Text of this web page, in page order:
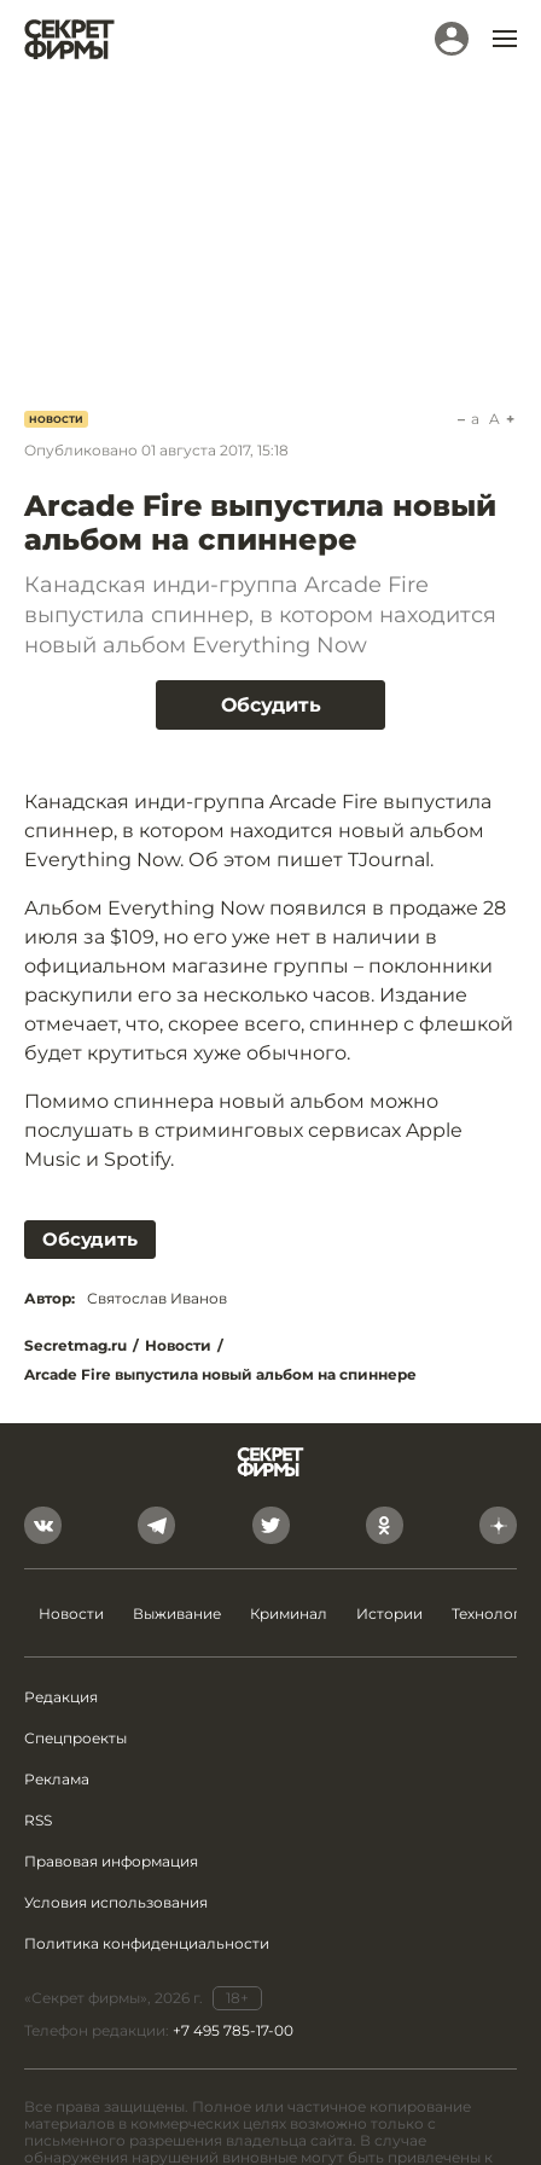
НОВОСТИ
Опубликовано 01 августа 2017, 15:18
a A
Arcade Fire выпустила новый
альбом на спиннере
Канадская инди-группа Arcade Fire
выпустила спиннер, в котором находится
новый альбом Everything Now
Обсудить
Канадская инди-группа Arcade Fire выпустила
спиннер, в котором находится новый альбом
Everything Now. Об этом пишет TJournal.
Альбом Everything Now появился в продаже 28
июля за $109, но его уже нет в наличии в
официальном магазине группы – поклонники
раскупили его за несколько часов. Издание
отмечает, что, скорее всего, спиннер с флешкой
будет крутиться хуже обычного.
Помимо спиннера новый альбом можно
послушать в стриминговых сервисах Apple
Music и Spotify.
Обсудить
Автор: Святослав Иванов
Secretmag.ru / Новости /
Arcade Fire выпустила новый альбом на спиннере
Новости Выживание Криминал Истории Технологии
Редакция
Спецпроекты
Реклама
RSS
Правовая информация
Условия использования
Политика конфиденциальности
«Секрет фирмы», 2026 г.
18+
Телефон редакции: +7 495 785-17-00
Все права защищены. Полное или частичное копирование
материалов в коммерческих целях возможно только с
письменного разрешения владельца сайта. В случае
обнаружения нарушений виновные могут быть привлечены к